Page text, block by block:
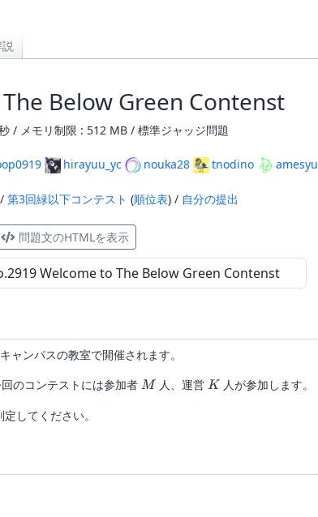
Below Green Contenst
/ メモリ制限 : 512 MB / 標準ジャッジ問題
hirayuu_yc nouka28 tnodino amesyu
第3回緑以下コンテスト (順位表) / 自分の提出
問題文のHTMLを表示
ャンパスの教室で開催されます。
のコンテストには参加者 M
M人、運営 K
K人が参加します。
してください。